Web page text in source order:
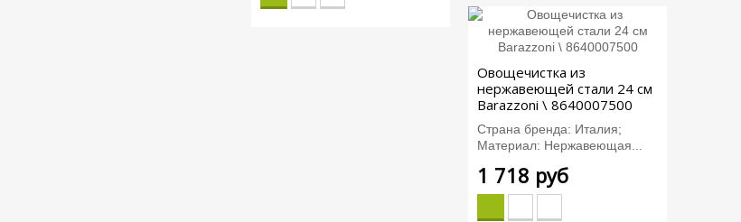
Овощечистка из
нержавеющей стали 24 см
Barazzoni \ 8640007500
Страна бренда: Италия;
Материал: Нержавеющая...
1 718 руб